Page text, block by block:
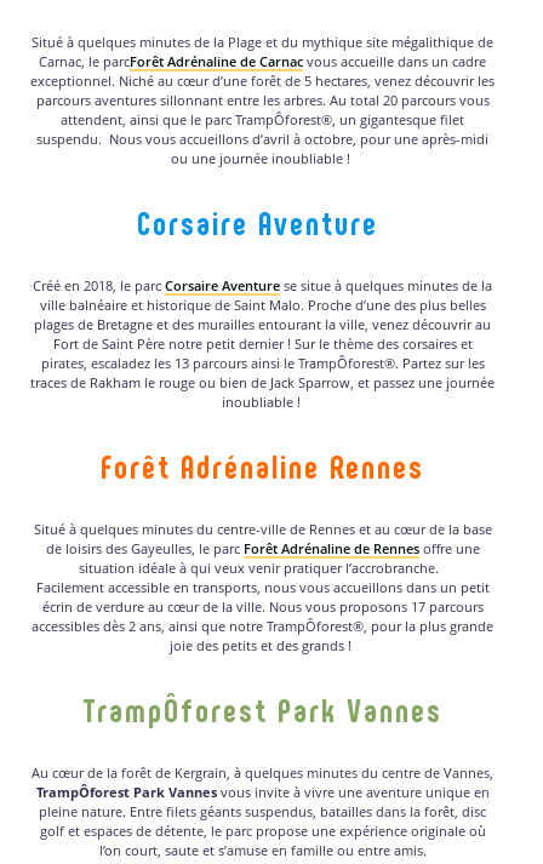
Situé à quelques minutes de la Plage et du mythique site mégalithique de
Carnac, le parcForêt Adrénaline de Carnac vous accueille dans un cadre
exceptionnel. Niché au cœur d’une forêt de 5 hectares, venez découvrir les
parcours aventures sillonnant entre les arbres. Au total 20 parcours vous
attendent, ainsi que le parc TrampÔforest®, un gigantesque filet
suspendu. Nous vous accueillons d’avril à octobre, pour une après-midi
ou une journée inoubliable !
Corsaire Aventure
Créé en 2018, le parc Corsaire Aventure se situe à quelques minutes de la
ville balnéaire et historique de Saint Malo. Proche d’une des plus belles
plages de Bretagne et des murailles entourant la ville, venez découvrir au
Fort de Saint Père notre petit dernier ! Sur le thème des corsaires et
pirates, escaladez les 13 parcours ainsi le TrampÔforest®. Partez sur les
traces de Rakham le rouge ou bien de Jack Sparrow, et passez une journée
inoubliable !
Forêt Adrénaline Rennes
Situé à quelques minutes du centre-ville de Rennes et au cœur de la base
de loisirs des Gayeulles, le parc Forêt Adrénaline de Rennesoffre une
situation idéale à qui veux venir pratiquer l’accrobranche.
Facilement accessible en transports, nous vous accueillons dans un petit
écrin de verdure au cœur de la ville. Nous vous proposons 17 parcours
accessibles dès 2 ans, ainsi que notre TrampÔforest®, pour la plus grande
joie des petits et des grands !
TrampÔforest Park Vannes
Au cœur de la forêt de Kergrain, à quelques minutes du centre de Vannes,
TrampÔforest Park Vannesvous invite à vivre une aventure unique en
pleine nature. Entre filets géants suspendus, batailles dans la forêt, disc
golf et espaces de détente, le parc propose une expérience originale où
l’on court, saute et s’amuse en famille ou entre amis.